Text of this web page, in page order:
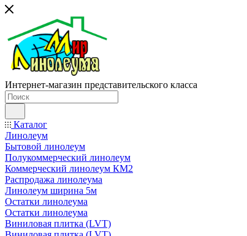
Интернет-магазин представительского класса
Каталог
Линолеум
Бытовой линолеум
Полукоммерческий линолеум
Коммерческий линолеум КМ2
Распродажа линолеума
Линолеум ширина 5м
Остатки линолеума
Остатки линолеума
Виниловая плитка (LVT)